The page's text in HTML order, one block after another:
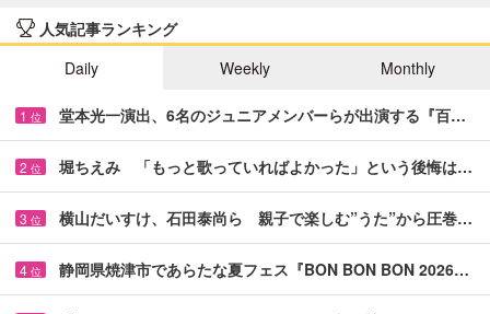
人気記事ランキング
Daily
Weekly Monthly
1 位 堂本光一演出、6名のジュニアメンバーらが出演する『百…
2 位 堀ちえみ 「もっと歌っていればよかった」という後悔は…
3 位 横山だいすけ、石田泰尚ら 親子で楽しむ”うた”から圧巻…
4 位 静岡県焼津市であらたな夏フェス『BON BON BON 2026…